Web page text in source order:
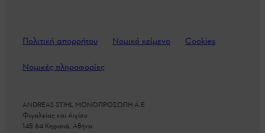
Πολιτική απορρήτου Νομικό κείμενο Cookies
Νομικές πληροφορίες
ANDREAS STIHL ΜΟΝΟΠΡΟΣΩΠΗ A.E
Φιγαλείας και Αιγίου
145 64 Κηφισιά, Αθήνα